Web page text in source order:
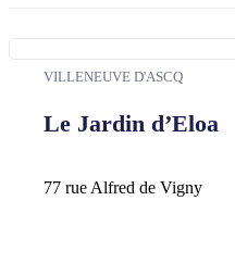
VILLENEUVE D'ASCQ
Le Jardin d’Eloa
77 rue Alfred de Vigny